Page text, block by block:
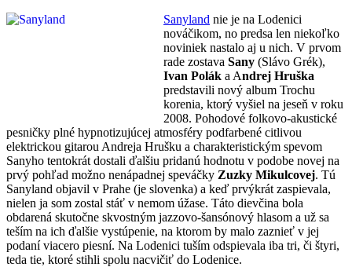
Sanyland nie je na Lodenici
nováčikom, no predsa len niekoľko
noviniek nastalo aj u nich. V prvom
rade zostava Sany (Slávo Grék),
Ivan Polák a Andrej Hruška
predstavili nový album Trochu
korenia, ktorý vyšiel na jeseň v roku
2008. Pohodové folkovo-akustické
pesničky plné hypnotizujúcej atmosféry podfarbené citlivou
elektrickou gitarou Andreja Hrušku a charakteristickým spevom
Sanyho tentokrát dostali ďalšiu pridanú hodnotu v podobe novej na
prvý pohľad možno nenápadnej speváčky Zuzky Mikulcovej. Tú
Sanyland objavil v Prahe (je slovenka) a keď prvýkrát zaspievala,
nielen ja som zostal stáť v nemom úžase. Táto dievčina bola
obdarená skutočne skvostným jazzovo-šansónový hlasom a už sa
teším na ich ďalšie vystúpenie, na ktorom by malo zaznieť v jej
podaní viacero piesní. Na Lodenici tuším odspievala iba tri, či štyri,
teda tie, ktoré stihli spolu nacvičiť do Lodenice.